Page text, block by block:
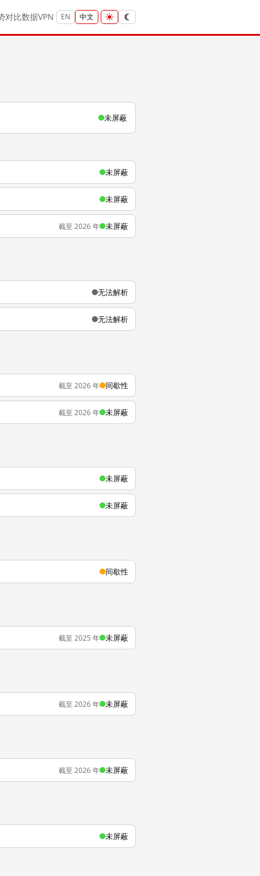
对比数据VPN EN 中文
未屏蔽
未屏蔽
未屏蔽
截至 2026 年 未屏蔽
无法解析
无法解析
截至 2026 年 间歇性
截至 2026 年 未屏蔽
未屏蔽
未屏蔽
间歇性
截至 2025 年 未屏蔽
截至 2026 年 未屏蔽
截至 2026 年 未屏蔽
未屏蔽